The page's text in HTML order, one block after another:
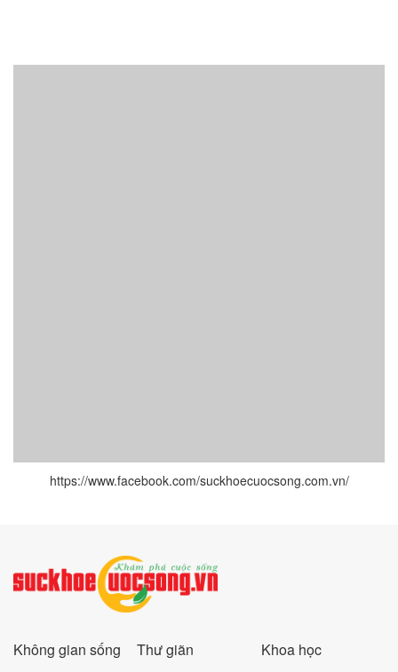
https://www.facebook.com/suckhoecuocsong.com.vn/
Không gian sống Thư giãn
Khoa học